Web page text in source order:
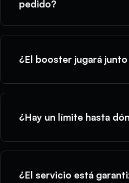
pedido?
¿El booster jugará
¿Hay un límite hasta
¿El servicio está